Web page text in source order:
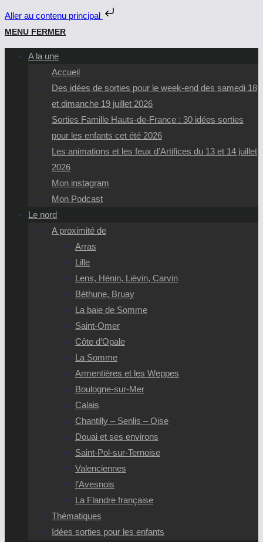
Aller au contenu principal
Skip
to
content
MENU FERMER
A la une
Accueil
Des idées de sorties pour le week-end des samedi 18
et dimanche 19 juillet 2026
Sorties Famille Hauts-de-France : 30 idées sorties
pour les enfants cet été 2026
Les animations et les feux d’Artifices du 13 et 14 juillet
2026
Mon instagram
Mon Podcast
Le nord
A proximité de
Arras
Lille
Lens, Hénin, Lièvin, Carvin
Béthune, Bruay
La baie de Somme
Saint-Omer
Côte d’Opale
La Somme
Armentières et les Weppes
Boulogne-sur-Mer
Calais
Chantilly – Senlis – Oise
Douai et ses environs
Saint-Pol-sur-Ternoise
Valenciennes
l’Avesnois
La Flandre française
Thématiques
Idées sorties pour les enfants